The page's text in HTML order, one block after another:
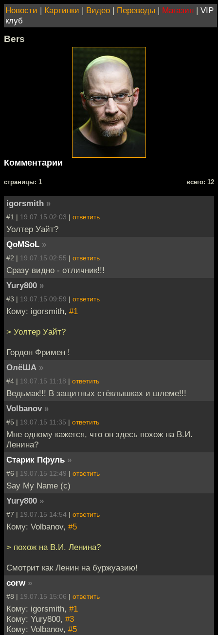
Новости | Картинки | Видео | Переводы | Магазин | VIP
клуб
Bers
Комментарии
cтраницы: 1 всего: 12
igorsmith »
#1 | 19.07.15 02:03 | ответить
Уолтер Уайт?
QoMSoL »
#2 | 19.07.15 02:55 | ответить
Сразу видно - отличник!!!
Yury800 »
#3 | 19.07.15 09:59 | ответить
Кому: igorsmith, #1
> Уолтер Уайт?
Гордон Фримен !
ОлёША »
#4 | 19.07.15 11:18 | ответить
Ведьмак!!! В защитных стёклышках и шлеме!!!
Volbanov »
#5 | 19.07.15 11:35 | ответить
Мне одному кажется, что он здесь похож на В.И.
Ленина?
Старик Пфуль »
#6 | 19.07.15 12:49 | ответить
Say My Name (c)
Yury800 »
#7 | 19.07.15 14:54 | ответить
Кому: Volbanov, #5
> похож на В.И. Ленина?
Смотрит как Ленин на буржуазию!
corw »
#8 | 19.07.15 15:06 | ответить
Кому: igorsmith, #1
Кому: Yury800, #3
Кому: Volbanov, #5